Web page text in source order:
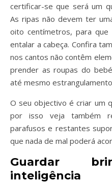
certificar-se que será um
As ripas não devem ter
oito centímetros, para
entalar a cabeça. Confira
nos cantos não contêm
prender as roupas do
até mesmo
O seu objectivo é criar um
por isso veja também
parafusos e restantes
que nada de mal poderá
Guardar
inteligência